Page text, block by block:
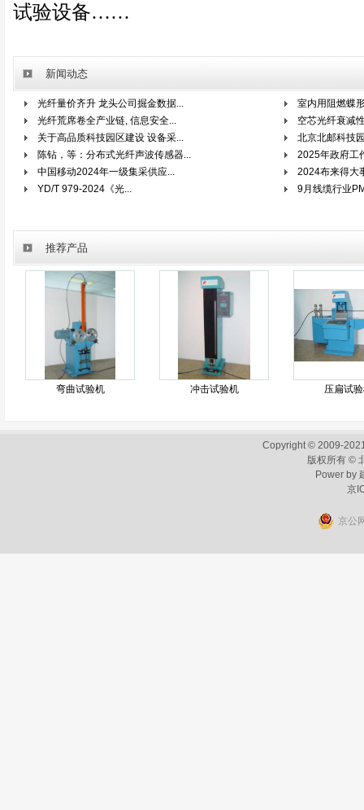
试验设备……
新闻动态
光纤量价齐升 龙头公司掘金数据...
室内用阻燃蝶
光纤荒席卷全产业链, 信息安全...
空芯光纤衰减
关于高品质科技园区建设 设备采...
北京北邮科技
陈钻，等：分布式光纤声波传感器...
2025年政府工
中国移动2024年一级集采供应...
2024布来得大
YD/T 979-2024《光...
9月线缆行业
推荐产品
弯曲试验机 冲击试验机 压扁试
Copyright © 2009-
版权所有 ©
Power by
京
京公